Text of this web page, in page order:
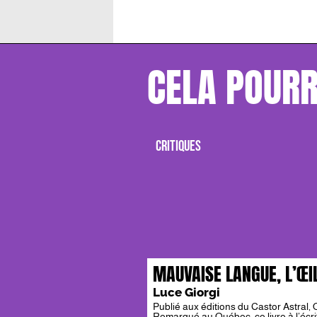
CELA
MAUVAISE LANGUE,
Luce Giorgi
Publié aux éditions du Castor Astral,
CRITIQUES